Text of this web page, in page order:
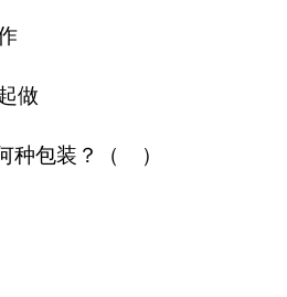
做
种包装？（ ）